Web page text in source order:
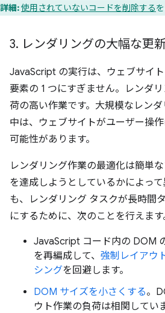
詳細:使用されていないコードを削除する
3. レンダリングの大幅な更
JavaScript の実行は、ウェブサイ
要素の 1 つにすぎません。レンダ
荷の高い作業です。大規模なレン
中は、ウェブサイトがユーザー操
可能性があります。
レンダリング作業の最適化は簡単
を達成しようとしているかによっ
も、レンダリング タスクが長時間
にするために、次のことを行えます
JavaScript コード内の DOM
を再編成して、 強制レイアウ
シングを回避します。
DOM サイズを小さくする。
ウト作業の負荷は相関してい